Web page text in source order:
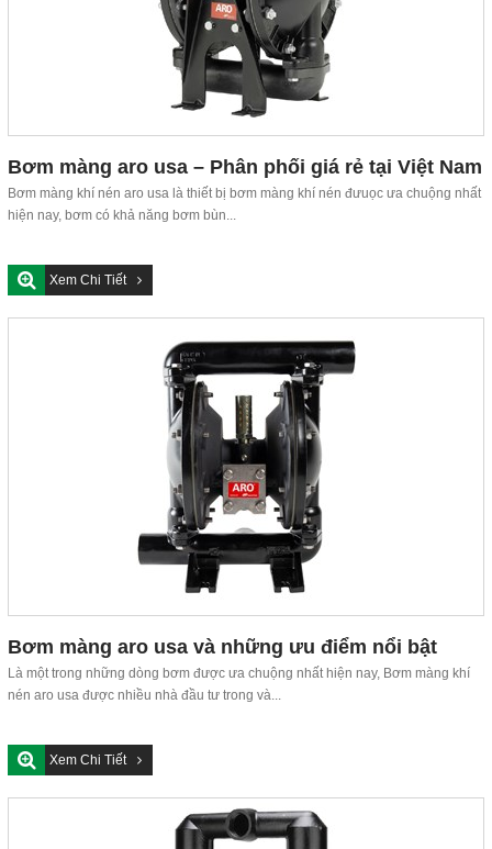
Bơm màng aro usa – Phân phối giá rẻ tại Việt Nam
Bơm màng khí nén aro usa là thiết bị bơm màng khí nén đưuọc ưa chuộng nhất
hiện nay, bơm có khả năng bơm bùn...
Xem Chi Tiết
Bơm màng aro usa và những ưu điểm nổi bật
Là một trong những dòng bơm được ưa chuộng nhất hiện nay, Bơm màng khí
nén aro usa được nhiều nhà đầu tư trong và...
Xem Chi Tiết